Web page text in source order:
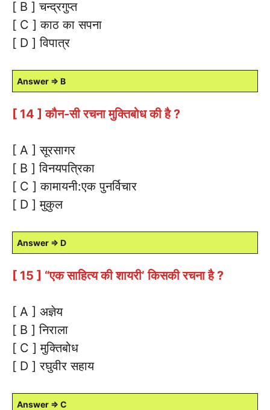
[ B ] चन्द्रगुप्त
[ C ] काठ का सपना
[ D ] विपात्र
Answer ⇒ B
[ 14 ] कौन-सी रचना मुक्तिबोध की है ?
[ A ] सूरसागर
[ B ] विनयपत्रिका
[ C ] कामायनी:एक पुनर्विचार
[ D ] मुकुल
Answer ⇒ D
[ 15 ] “एक साहित्य की शायरी’ किसकी रचना है ?
[ A ] अज्ञेय
[ B ] निराला
[ C ] मुक्तिबोध
[ D ] रघुवीर सहाय
Answer ⇒ C